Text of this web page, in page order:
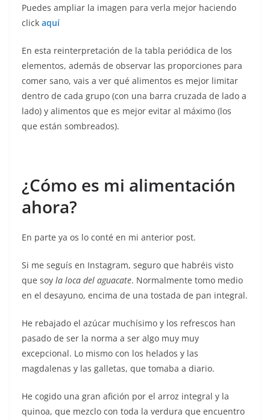
Puedes ampliar la imagen para verla mejor haciendo
click aquí
En esta reinterpretación de la tabla periódica de los
elementos, además de observar las proporciones para
comer sano, vais a ver qué alimentos es mejor limitar
dentro de cada grupo (con una barra cruzada de lado a
lado) y alimentos que es mejor evitar al máximo (los
que están sombreados).
¿Cómo es mi alimentación
ahora?
En parte ya os lo conté en mi anterior post.
Si me seguís en Instagram, seguro que habréis visto
que soy la loca del aguacate. Normalmente tomo medio
en el desayuno, encima de una tostada de pan integral.
He rebajado el azúcar muchísimo y los refrescos han
pasado de ser la norma a ser algo muy muy
excepcional. Lo mismo con los helados y las
magdalenas y las galletas, que tomaba a diario.
He cogido una gran afición por el arroz integral y la
quinoa, que mezclo con toda la verdura que encuentro